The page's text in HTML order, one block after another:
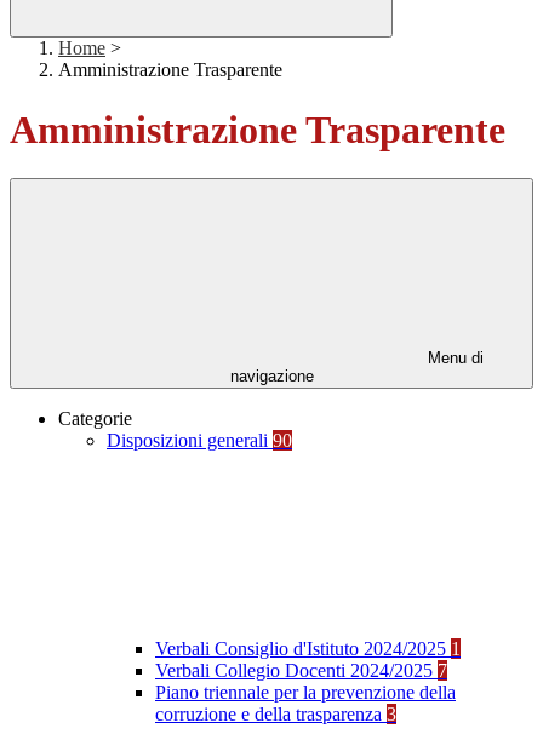
Home >
Amministrazione Trasparente
Amministrazione Trasparente
Menu di
navigazione
Categorie
Disposizioni generali 90
Verbali Consiglio d'Istituto 2024/2025 1
Verbali Collegio Docenti 2024/2025 7
Piano triennale per la prevenzione della
corruzione e della trasparenza 3